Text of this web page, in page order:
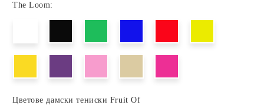
The Loom:
Цветове дамски тениски Fruit Of